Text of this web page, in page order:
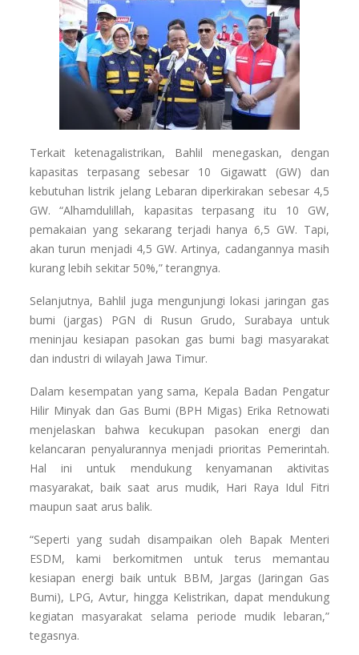
Terkait ketenagalistrikan, Bahlil menegaskan, dengan
kapasitas terpasang sebesar 10 Gigawatt (GW) dan
kebutuhan listrik jelang Lebaran diperkirakan sebesar 4,5
GW. “Alhamdulillah, kapasitas terpasang itu 10 GW,
pemakaian yang sekarang terjadi hanya 6,5 GW. Tapi,
akan turun menjadi 4,5 GW. Artinya, cadangannya masih
kurang lebih sekitar 50%,” terangnya.
Selanjutnya, Bahlil juga mengunjungi lokasi jaringan gas
bumi (jargas) PGN di Rusun Grudo, Surabaya untuk
meninjau kesiapan pasokan gas bumi bagi masyarakat
dan industri di wilayah Jawa Timur.
Dalam kesempatan yang sama, Kepala Badan Pengatur
Hilir Minyak dan Gas Bumi (BPH Migas) Erika Retnowati
menjelaskan bahwa kecukupan pasokan energi dan
kelancaran penyalurannya menjadi prioritas Pemerintah.
Hal ini untuk mendukung kenyamanan aktivitas
masyarakat, baik saat arus mudik, Hari Raya Idul Fitri
maupun saat arus balik.
“Seperti yang sudah disampaikan oleh Bapak Menteri
ESDM, kami berkomitmen untuk terus memantau
kesiapan energi baik untuk BBM, Jargas (Jaringan Gas
Bumi), LPG, Avtur, hingga Kelistrikan, dapat mendukung
kegiatan masyarakat selama periode mudik lebaran,”
tegasnya.